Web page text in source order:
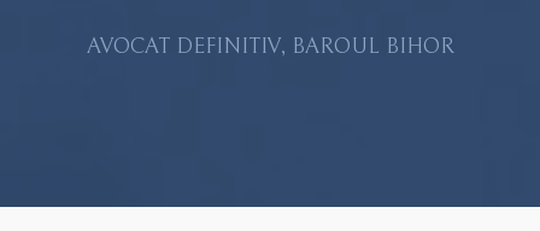
AVOCAT DEFINITIV, BAROUL BIHOR